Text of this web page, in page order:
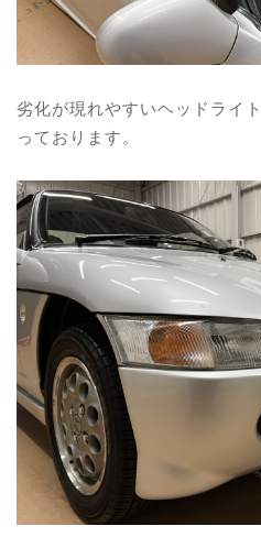
劣化が現れやすいヘッドライ
っております。